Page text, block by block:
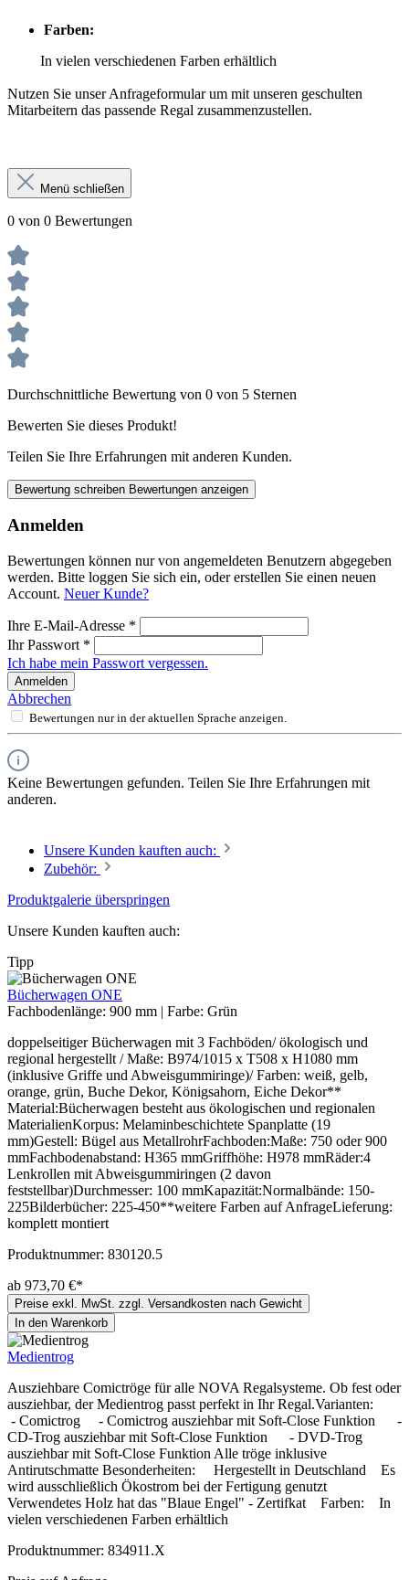
Farben:
In vielen verschiedenen Farben erhältlich
Nutzen Sie unser Anfrageformular um mit unseren geschulten
Mitarbeitern das passende Regal zusammenzustellen.
Menü schließen
0 von 0 Bewertungen
Durchschnittliche Bewertung von 0 von 5 Sternen
Bewerten Sie dieses Produkt!
Teilen Sie Ihre Erfahrungen mit anderen Kunden.
Bewertung schreiben Bewertungen anzeigen
Anmelden
Bewertungen können nur von angemeldeten Benutzern abgegeben
werden. Bitte loggen Sie sich ein, oder erstellen Sie einen neuen
Account. Neuer Kunde?
Ihre E-Mail-Adresse *
Ihr Passwort *
Ich habe mein Passwort vergessen.
Anmelden
Abbrechen
Bewertungen nur in der aktuellen Sprache anzeigen.
Keine Bewertungen gefunden. Teilen Sie Ihre Erfahrungen mit
anderen.
Unsere Kunden kauften auch:
Zubehör:
Produktgalerie überspringen
Unsere Kunden kauften auch:
Tipp
Bücherwagen ONE
Fachbodenlänge: 900 mm | Farbe: Grün
doppelseitiger Bücherwagen mit 3 Fachböden/ ökologisch und
regional hergestellt / Maße: B974/1015 x T508 x H1080 mm
(inklusive Griffe und Abweisgummiringe)/ Farben: weiß, gelb,
orange, grün, Buche Dekor, Königsahorn, Eiche Dekor**
Material:Bücherwagen besteht aus ökologischen und regionalen
MaterialienKorpus: Melaminbeschichtete Spanplatte (19
mm)Gestell: Bügel aus MetallrohrFachboden:Maße: 750 oder 900
mmFachbodenabstand: H365 mmGriffhöhe: H978 mmRäder:4
Lenkrollen mit Abweisgummiringen (2 davon
feststellbar)Durchmesser: 100 mmKapazität:Normalbände: 150-
225Bilderbücher: 225-450**weitere Farben auf AnfrageLieferung:
komplett montiert
Produktnummer: 830120.5
ab 973,70 €*
Preise exkl. MwSt. zzgl. Versandkosten nach Gewicht
In den Warenkorb
Medientrog
Ausziehbare Comictröge für alle NOVA Regalsysteme. Ob fest oder
ausziehbar, der Medientrog passt perfekt in Ihr Regal.Varianten:
- Comictrog - Comictrog ausziehbar mit Soft-Close Funktion -
CD-Trog ausziehbar mit Soft-Close Funktion - DVD-Trog
ausziehbar mit Soft-Close Funktion Alle tröge inklusive
Antirutschmatte Besonderheiten: Hergestellt in Deutschland Es
wird ausschließlich Ökostrom bei der Fertigung genutzt
Verwendetes Holz hat das "Blaue Engel" - Zertifkat Farben: In
vielen verschiedenen Farben erhältlich
Produktnummer: 834911.X